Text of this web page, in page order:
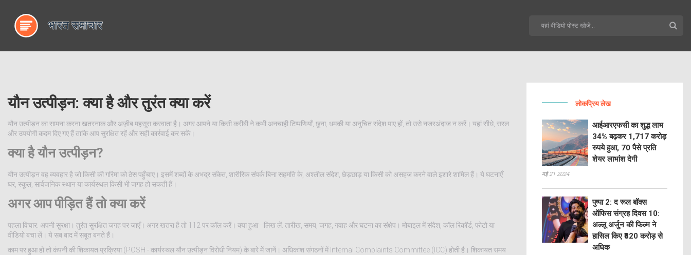
यौन उत्पीड़न: क्या है और तुरंत क्या करें
यौन उत्पीड़न का सामना करना खतरनाक और अज़ीब महसूस करवाता है। अगर आपने या किसी करीबी ने कभी अनचाही टिप्पणियाँ, छूना, धमकी या अनुचित संदेश पाए हों, तो उसे नजरअंदाज न करें। यहां सीधे, सरल
और उपयोगी कदम दिए गए हैं ताकि आप सुरक्षित रहें और सही कार्रवाई कर सकें।
क्या है यौन उत्पीड़न?
यौन उत्पीड़न वह व्यवहार है जो किसी की गरिमा को ठेस पहुँचाए। इसमें शब्दों के अभद्र संकेत, शारीरिक संपर्क बिना सहमति के, अश्लील संदेश, छेड़छाड़ या किसी को असहज करने वाले इशारे शामिल हैं। ये घटनाएँ
घर, स्कूल, सार्वजनिक स्थान या कार्यस्थल किसी भी जगह हो सकती हैं।
अगर आप पीड़ित हैं तो क्या करें
पहला विचार: अपनी सुरक्षा। तुरंत सुरक्षित जगह पर जाएँ। अगर खतरा है तो 112 पर कॉल करें। क्या हुआ—लिख लें: तारीख, समय, जगह, गवाह और घटना का संक्षेप। मोबाइल में संदेश, कॉल रिकॉर्ड, फोटो या
वीडियो बचा लें। ये सब बाद में सबूत बनते हैं।
काम पर हुआ हो तो कंपनी की शिकायत प्रक्रिया (POSH - कार्यस्थल यौन उत्पीड़न विरोधी नियम) के बारे में जानें। अधिकांश संगठनों में Internal Complaints Committee (ICC) होती है। शिकायत समय
लोकप्रिय लेख
आईआरएफसी का शुद्ध लाभ
34% बढ़कर 1,717 करोड़
रुपये हुआ, 70 पैसे प्रति
शेयर लाभांश देगी
मई 21 2024
पुष्पा 2: द रूल बॉक्स
ऑफिस संग्रह दिवस 10:
अल्लू अर्जुन की फिल्म ने
हासिल किए ₹820 करोड़ से
अधिक